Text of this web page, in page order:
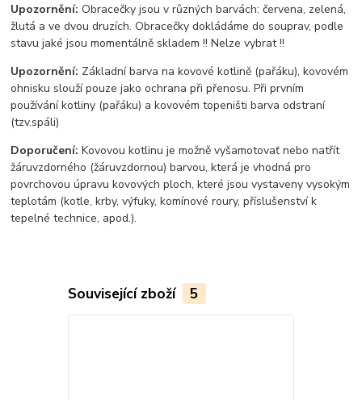
Upozornění: Obracečky jsou v různých barvách: červena, zelená,
žlutá a ve dvou druzích. Obracečky dokládáme do souprav, podle
stavu jaké jsou momentálně skladem !! Nelze vybrat !!
Upozornění: Základní barva na kovové kotlině (pařáku), kovovém
ohnisku slouží pouze jako ochrana při přenosu. Při prvním
používání kotliny (pařáku) a kovovém topeništi barva odstraní
(tzv.spáli)
Doporučení: Kovovou kotlinu je možně vyšamotovať nebo natřít
žáruvzdorného (žáruvzdornou) barvou, která je vhodná pro
povrchovou úpravu kovových ploch, které jsou vystaveny vysokým
teplotám (kotle, krby, výfuky, komínové roury, příslušenství k
tepelné technice, apod.).
Související zboží 5